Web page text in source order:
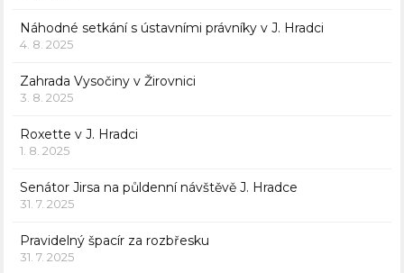
Náhodné setkání s ústavními právníky v J. Hradci
4. 8. 2025
Zahrada Vysočiny v Žirovnici
3. 8. 2025
Roxette v J. Hradci
1. 8. 2025
Senátor Jirsa na půldenní návštěvě J. Hradce
31. 7. 2025
Pravidelný špacír za rozbřesku
31. 7. 2025